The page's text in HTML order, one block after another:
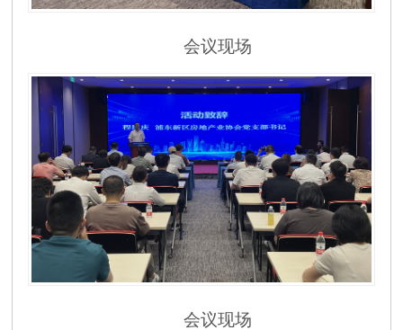
会议现场
会议现场